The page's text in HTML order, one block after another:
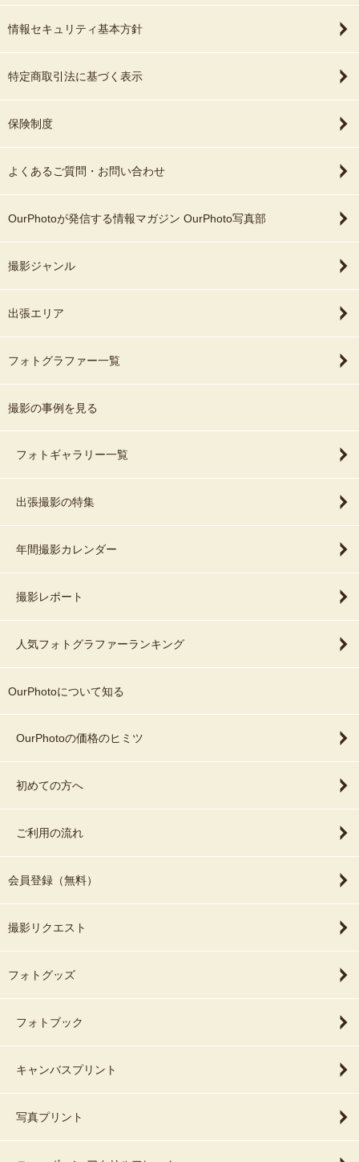
情報セキュリティ基本方針
特定商取引法に基づく表示
保険制度
よくあるご質問・お問い合わせ
OurPhotoが発信する情報マガジン OurPhoto写真部
撮影ジャンル
出張エリア
フォトグラファー一覧
撮影の事例を見る
フォトギャラリー一覧
出張撮影の特集
年間撮影カレンダー
撮影レポート
人気フォトグラファーランキング
OurPhotoについて知る
OurPhotoの価格のヒミツ
初めての方へ
ご利用の流れ
会員登録（無料）
撮影リクエスト
フォトグッズ
フォトブック
キャンバスプリント
写真プリント